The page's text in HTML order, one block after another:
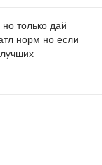
только дай
норм но если